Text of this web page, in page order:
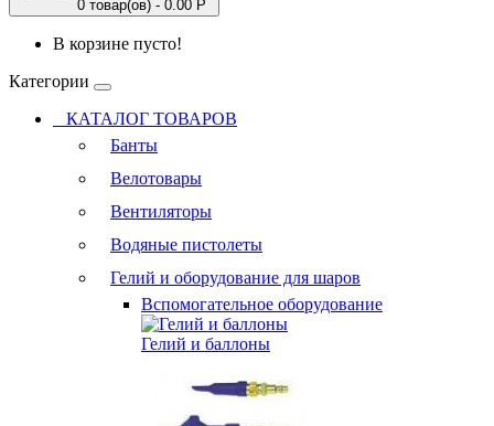
0 товар(ов) - 0.00 Р
В корзине пусто!
Категории
КАТАЛОГ ТОВАРОВ
Банты
Велотовары
Вентиляторы
Водяные пистолеты
Гелий и оборудование для шаров
Вспомогательное оборудование
Гелий и баллоны